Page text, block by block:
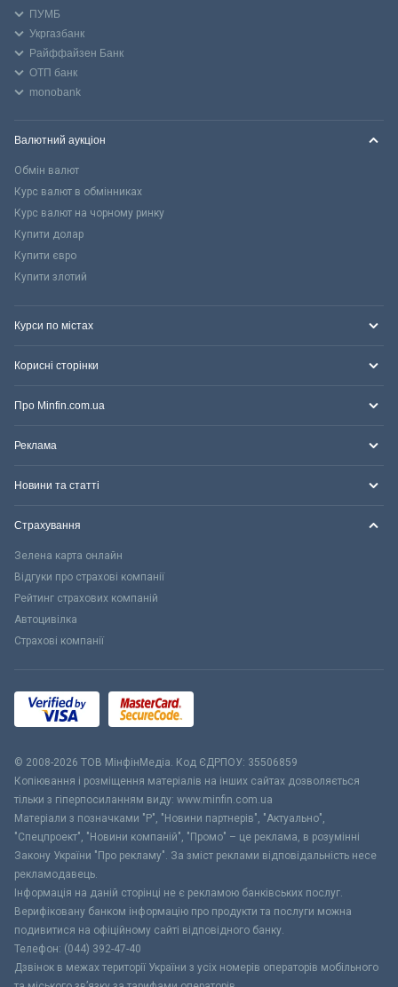
ПУМБ
Укргазбанк
Райффайзен Банк
ОТП банк
monobank
Валютний аукціон
Обмін валют
Курс валют в обмінниках
Курс валют на чорному ринку
Купити долар
Купити євро
Купити злотий
Курси по містах
Корисні сторінки
Про Minfin.com.ua
Реклама
Новини та статті
Страхування
Зелена карта онлайн
Відгуки про страхові компанії
Рейтинг страхових компаній
Автоцивілка
Страхові компанії
© 2008-2026 ТОВ МiнфiнМедiа. Код ЄДРПОУ: 35506859
Копіювання і розміщення матеріалів на інших сайтах дозволяється
тільки з гіперпосиланням виду: www.minfin.com.ua
Матеріали з позначками "Р", "Новини партнерів", "Актуально",
"Спецпроект", "Новини компаній", "Промо" – це реклама, в розумінні
Закону України "Про рекламу". За зміст реклами відповідальність несе
рекламодавець.
Інформація на даній сторінці не є рекламою банківських послуг.
Верифіковану банком інформацію про продукти та послуги можна
подивитися на офіційному сайті відповідного банку.
Телефон: (044) 392-47-40
Дзвінок в межах території України з усіх номерів операторів мобільного